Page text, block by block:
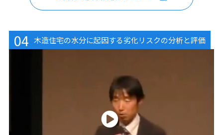
04 木造住宅の水分に起因する劣化リスクの分析と評価